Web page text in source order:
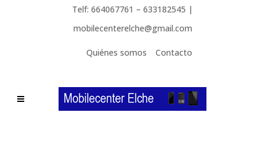
Telf: 664067761 – 633182545 |
mobilecenterelche@gmail.com
Quiénes somos Contacto